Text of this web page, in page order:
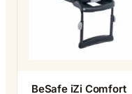
BeSafe iZi Comfort